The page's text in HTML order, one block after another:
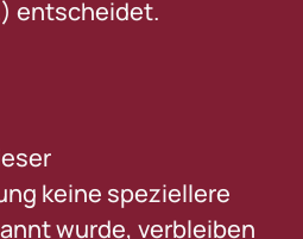
entscheidet.
keine speziellere
wurde, verbleiben